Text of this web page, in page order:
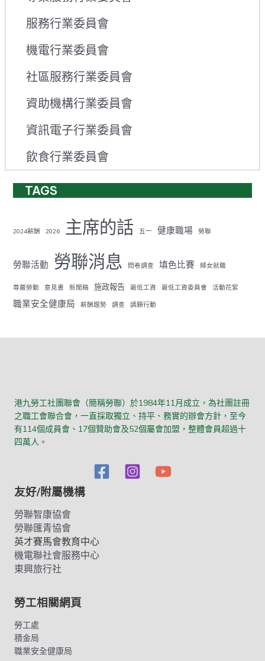
服務行業委員會
機電行業委員會
社區服務行業委員會
資助機構行業委員會
資訊電子行業委員會
飲食行業委員會
TAGS
2024薪酬 2026 主席的話 五一 健康職場 勞聯
勞聯活動 勞聯消息 問卷調查 填色比賽 婦女就職
尊嚴勞動 意見書 新聞稿 施政報告 最低工資 最低工資委員會 活動花絮
職業安全健康局 薪酬趨勢 調查 請願行動
港九勞工社團聯會（簡稱勞聯）於1984年11月成立，為社團註冊
之職工會聯合會，一直採取獨立、持平、務實的辦會方針，至今
有114個成員會、17個贊助會及52個屬會加盟，整體會員超過十
四萬人。
友好/附屬機構
勞聯智康協會
勞聯匯青協會
英才賽馬會教育中心
機電聯社會服務中心
東興旅行社
勞工相關網頁
勞工處
積金局
職業安全健康局